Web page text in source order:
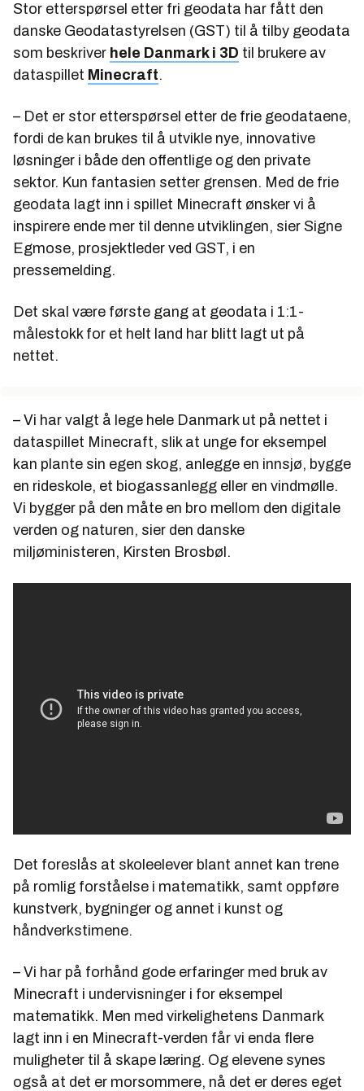
Stor etterspørsel etter fri geodata har fått den
danske Geodatastyrelsen (GST) til å tilby geodata
som beskriver hele Danmark i 3D til brukere av
dataspillet Minecraft.
– Det er stor etterspørsel etter de frie geodataene,
fordi de kan brukes til å utvikle nye, innovative
løsninger i både den offentlige og den private
sektor. Kun fantasien setter grensen. Med de frie
geodata lagt inn i spillet Minecraft ønsker vi å
inspirere ende mer til denne utviklingen, sier Signe
Egmose, prosjektleder ved GST, i en
pressemelding.
Det skal være første gang at geodata i 1:1-
målestokk for et helt land har blitt lagt ut på
nettet.
– Vi har valgt å lege hele Danmark ut på nettet i
dataspillet Minecraft, slik at unge for eksempel
kan plante sin egen skog, anlegge en innsjø, bygge
en rideskole, et biogassanlegg eller en vindmølle.
Vi bygger på den måte en bro mellom den digitale
verden og naturen, sier den danske
miljøministeren, Kirsten Brosbøl.
Det foreslås at skoleelever blant annet kan trene
på romlig forståelse i matematikk, samt oppføre
kunstverk, bygninger og annet i kunst og
håndverkstimene.
– Vi har på forhånd gode erfaringer med bruk av
Minecraft i undervisninger i for eksempel
matematikk. Men med virkelighetens Danmark
lagt inn i en Minecraft-verden får vi enda flere
muligheter til å skape læring. Og elevene synes
også at det er morsommere, nå det er deres eget